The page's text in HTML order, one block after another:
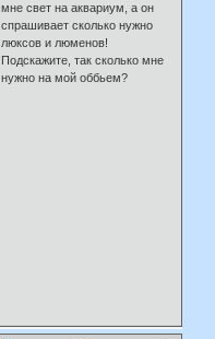
мне свет на аквариум, а он
спрашивает сколько нужно
люксов и люменов!
Подскажите, так сколько мне
нужно на мой оббьем?